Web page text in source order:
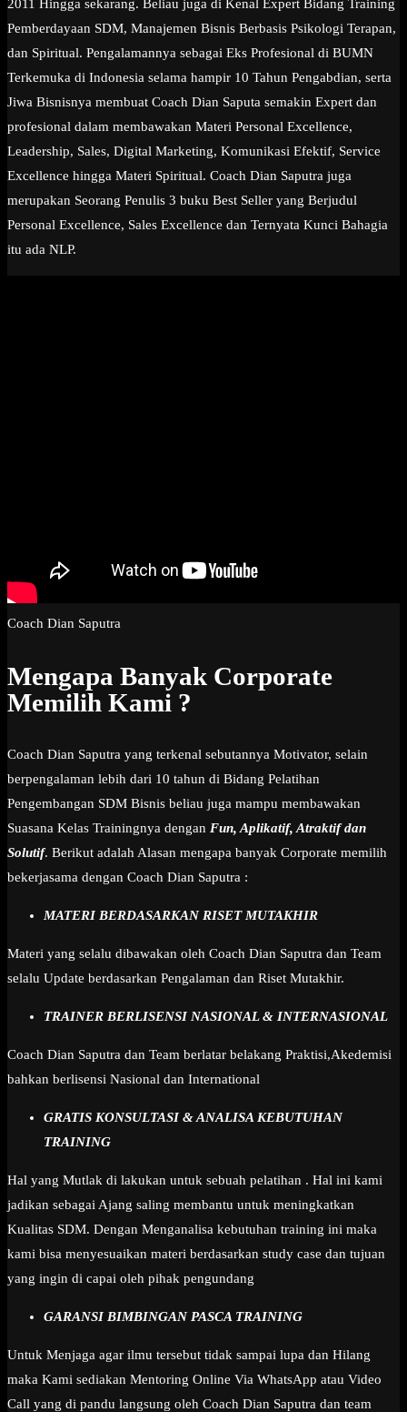
2011 Hingga sekarang. Beliau juga di Kenal Expert Bidang Training
Pemberdayaan SDM, Manajemen Bisnis Berbasis Psikologi Terapan,
dan Spiritual. Pengalamannya sebagai Eks Profesional di BUMN
Terkemuka di Indonesia selama hampir 10 Tahun Pengabdian, serta
Jiwa Bisnisnya membuat Coach Dian Saputa semakin Expert dan
profesional dalam membawakan Materi Personal Excellence,
Leadership, Sales, Digital Marketing, Komunikasi Efektif, Service
Excellence hingga Materi Spiritual. Coach Dian Saputra juga
merupakan Seorang Penulis 3 buku Best Seller yang Berjudul
Personal Excellence, Sales Excellence dan Ternyata Kunci Bahagia
itu ada NLP.
Coach Dian Saputra
Mengapa Banyak Corporate
Memilih Kami ?
Coach Dian Saputra yang terkenal sebutannya Motivator, selain
berpengalaman lebih dari 10 tahun di Bidang Pelatihan
Pengembangan SDM Bisnis beliau juga mampu membawakan
Suasana Kelas Trainingnya dengan Fun, Aplikatif, Atraktif dan
Solutif. Berikut adalah Alasan mengapa banyak Corporate memilih
bekerjasama dengan Coach Dian Saputra :
MATERI BERDASARKAN RISET MUTAKHIR
Materi yang selalu dibawakan oleh Coach Dian Saputra dan Team
selalu Update berdasarkan Pengalaman dan Riset Mutakhir.
TRAINER BERLISENSI NASIONAL & INTERNASIONAL
Coach Dian Saputra dan Team berlatar belakang Praktisi,Akedemisi
bahkan berlisensi Nasional dan International
GRATIS KONSULTASI & ANALISA KEBUTUHAN
TRAINING
Hal yang Mutlak di lakukan untuk sebuah pelatihan . Hal ini kami
jadikan sebagai Ajang saling membantu untuk meningkatkan
Kualitas SDM. Dengan Menganalisa kebutuhan training ini maka
kami bisa menyesuaikan materi berdasarkan study case dan tujuan
yang ingin di capai oleh pihak pengundang
GARANSI BIMBINGAN PASCA TRAINING
Untuk Menjaga agar ilmu tersebut tidak sampai lupa dan Hilang
maka Kami sediakan Mentoring Online Via WhatsApp atau Video
Call yang di pandu langsung oleh Coach Dian Saputra dan team